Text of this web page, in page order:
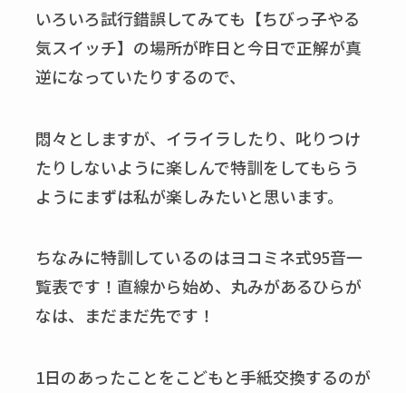
いろいろ試行錯誤してみても【ちびっ子やる
気スイッチ】の場所が昨日と今日で正解が真
逆になっていたりするので、
悶々としますが、イライラしたり、叱りつけ
たりしないように楽しんで特訓をしてもらう
ようにまずは私が楽しみたいと思います。
ちなみに特訓しているのはヨコミネ式95音一
覧表です！直線から始め、丸みがあるひらが
なは、まだまだ先です！
1日のあったことをこどもと手紙交換するのが